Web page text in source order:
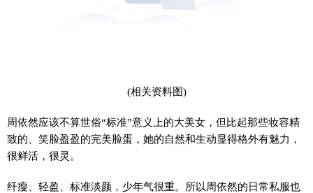
(相关资料图)
周依然应该不算世俗“标准”意义上的大美女，但比起那些妆容精
致的、笑脸盈盈的完美脸蛋，她的自然和生动显得格外有魅力，
很鲜活，很灵。
纤瘦、轻盈、标准淡颜，少年气很重。所以周依然的日常私服也